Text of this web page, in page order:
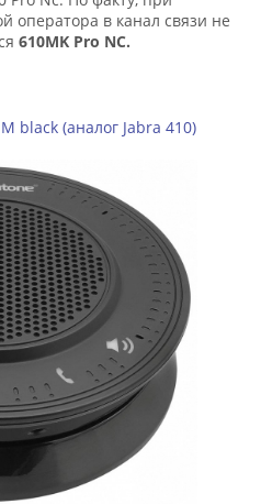
оператора в канал связи не
610MK Pro NC.
black (аналог Jabra 410)